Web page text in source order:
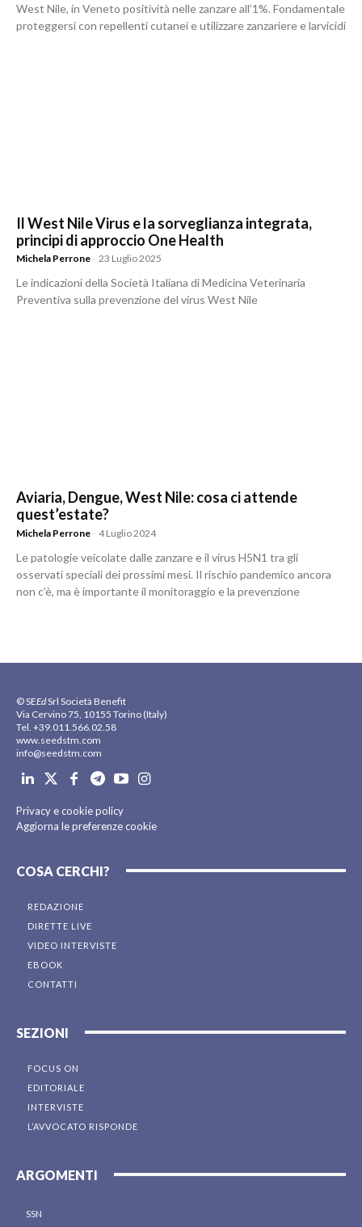
West Nile, in Veneto positività nelle zanzare all’1%. Fondamentale
proteggersi con repellenti cutanei e utilizzare zanzariere e larvicidi
Il West Nile Virus e la sorveglianza integrata,
principi di approccio One Health
Michela Perrone - 23 Luglio 2025
Le indicazioni della Società Italiana di Medicina Veterinaria
Preventiva sulla prevenzione del virus West Nile
Aviaria, Dengue, West Nile: cosa ci attende
quest’estate?
Michela Perrone - 4 Luglio 2024
Le patologie veicolate dalle zanzare e il virus H5N1 tra gli
osservati speciali dei prossimi mesi. Il rischio pandemico ancora
non c’è, ma è importante il monitoraggio e la prevenzione
© SEEdSrl Società Benefit
Via Cervino 75, 10155 Torino (Italy)
Tel. +39.011.566.02.58
www.seedstm.com
info@seedstm.com
Privacy e cookie policy
Aggiorna le preferenze cookie
COSA CERCHI?
REDAZIONE
DIRETTE LIVE
VIDEO INTERVISTE
EBOOK
CONTATTI
SEZIONI
FOCUS ON
EDITORIALE
INTERVISTE
L’AVVOCATO RISPONDE
ARGOMENTI
SSN